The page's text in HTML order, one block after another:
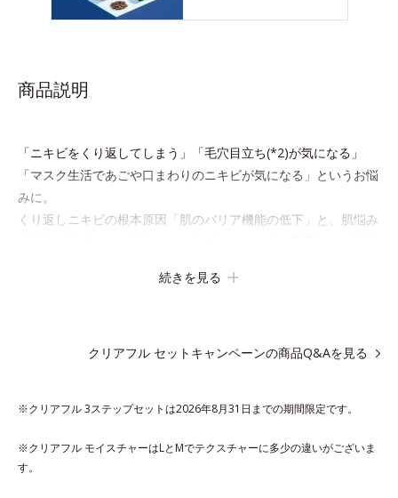
商品説明
「ニキビをくり返してしまう」「毛穴目立ち(*2)が気になる」
「マスク生活であごや口まわりのニキビが気になる」というお悩
みに。
くり返しニキビの根本原因「肌のバリア機能の低下」と、肌悩み
5種の和漢植物由来成分とコラーゲンが肌をいたわりながらうる
さらにビタミンC誘導体(*3)と5種の整肌成分(*4)から成る「ナノ
現。毛穴の目立ちをしっかりケア(*7)して、ゆらぎやすいニキビ
肌を、みずみずしい清潔な垢抜け肌(*1)へと導きます。
たっぷりの保湿成分で低刺激。敏感肌の方にもお使いいただけま
続きを見る
クリアフル セットキャンペーンの商品Q&Aを見る
※クリアフル 3ステップセットは2026年8月31日までの期間限定です。
※クリアフル モイスチャーはLとMでテクスチャーに多少の違いがございま
す。